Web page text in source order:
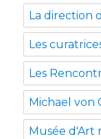
La direction
Les
Les
Michael von
Musée d'Art